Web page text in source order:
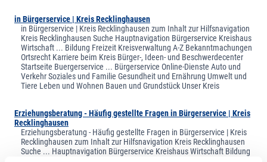
in Bürgerservice | Kreis Recklinghausen
in Bürgerservice | Kreis Recklinghausen zum Inhalt zur Hilfsnavigation
Kreis Recklinghausen Suche Hauptnavigation Bürgerservice Kreishaus
Wirtschaft ... Bildung Freizeit Kreisverwaltung A-Z Bekanntmachungen
Ortsrecht Karriere beim Kreis Bürger-, Ideen- und Beschwerdecenter
Startseite Buergerservice ... Bürgerservice Online-Dienste Auto und
Verkehr Soziales und Familie Gesundheit und Ernährung Umwelt und
Tiere Leben und Wohnen Bauen und Grundstück Unser Kreis
Erziehungsberatung - Häufig gestellte Fragen in Bürgerservice | Kreis
Recklinghausen
Erziehungsberatung - Häufig gestellte Fragen in Bürgerservice | Kreis
Recklinghausen zum Inhalt zur Hilfsnavigation Kreis Recklinghausen
Suche ... Hauptnavigation Bürgerservice Kreishaus Wirtschaft Bildung